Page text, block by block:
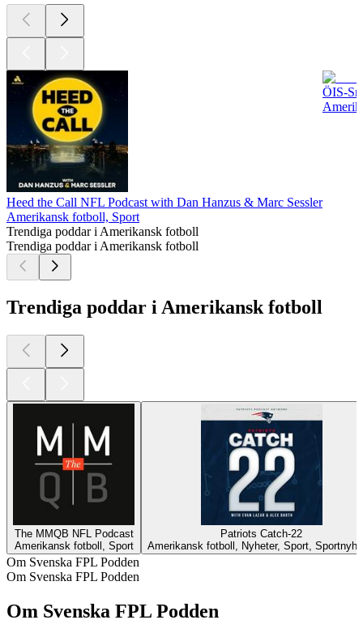
Heed the Call NFL Podcast with Dan Hanzus & Marc Sessler
Amerikansk fotboll, Sport
ÖIS-
Trendiga poddar i Amerikansk fotboll
Trendiga poddar i Amerikansk fotboll
Trendiga poddar i Amerikansk fotboll
The MMQB NFL Podcast
Amerikansk fotboll, Sport
Patriots Catch-22
Amerikansk fotboll, Nyheter, Sport,
Om Svenska FPL Podden
Om Svenska FPL Podden
Om Svenska FPL Podden